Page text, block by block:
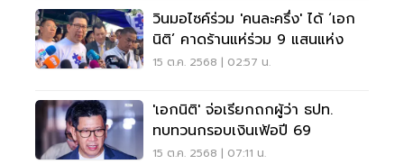
วินมอไซค์ร่วม 'คนละครึ่ง' ได้ ‘เอก
นิติ’ คาดร้านแห่ร่วม 9 แสนแห่ง
15 ต.ค. 2568 | 02:57 น.
'เอกนิติ' จ่อเรียกถกผู้ว่า ธปท.
ทบทวนกรอบเงินเฟ้อปี 69
15 ต.ค. 2568 | 07:11 น.